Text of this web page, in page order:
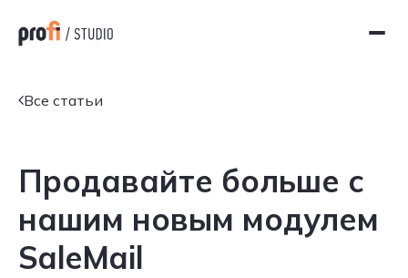
Все статьи
Продавайте больше с
нашим новым модулем
SaleMail